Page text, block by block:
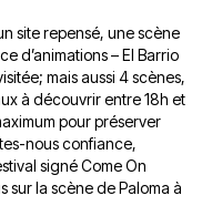
site repensé, une scène
d’animations – El Barrio
mais aussi 4 scènes,
à découvrir entre 18h et
pour préserver
nous confiance,
signé Come On
sur la scène de Paloma à